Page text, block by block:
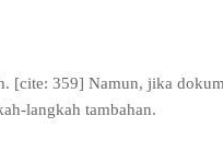
[cite: 359] Namun, jika
langkah tambahan.